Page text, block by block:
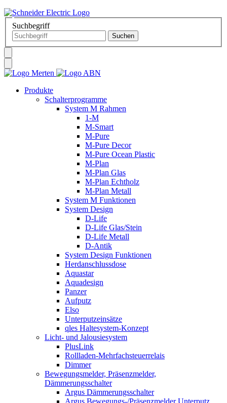
Suchbegriff
Produkte
Schalterprogramme
System M Rahmen
1-M
M-Smart
M-Pure
M-Pure Decor
M-Pure Ocean Plastic
M-Plan
M-Plan Glas
M-Plan Echtholz
M-Plan Metall
System M Funktionen
System Design
D-Life
D-Life Glas/Stein
D-Life Metall
D-Antik
System Design Funktionen
Herdanschlussdose
Aquastar
Aquadesign
Panzer
Aufputz
Elso
Unterputzeinsätze
qles Haltesystem-Konzept
Licht- und Jalousiesystem
PlusLink
Rollladen-Mehrfachsteuerrelais
Dimmer
Bewegungsmelder, Präsenzmelder,
Dämmerungsschalter
Argus Dämmerungsschalter
Argus Bewegungs-/Präsenzmelder Unterputz